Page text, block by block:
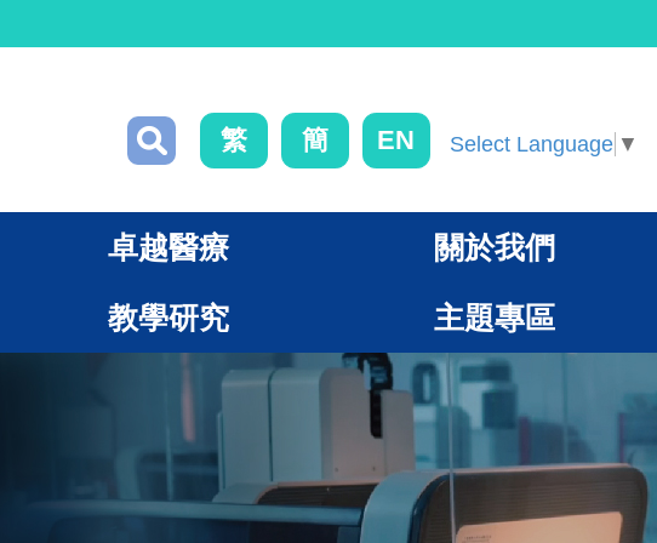
繁 簡 EN Select Language ▼
卓越醫療 關於我們
教學研究 主題專區